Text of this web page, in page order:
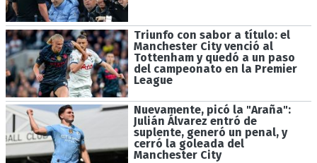
Triunfo con sabor a título: el
Manchester City venció al
Tottenham y quedó a un paso
del campeonato en la Premier
League
Nuevamente, picó la "Araña":
Julián Álvarez entró de
suplente, generó un penal, y
cerró la goleada del
Manchester City